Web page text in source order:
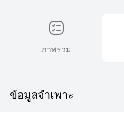
ภาพรวม
ข้อมูลจำเพาะ